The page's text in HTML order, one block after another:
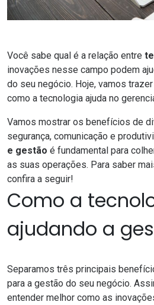
Você sabe qual é a relação entre
inovações nesse campo podem
do seu negócio. Hoje, vamos
como a tecnologia ajuda no
Vamos mostrar os benefícios de
segurança, comunicação e
e gestão é fundamental para
as suas operações. Para saber
confira a seguir!
Como a
ajudando a
Separamos três principais
para a gestão do seu negócio.
entender melhor como as